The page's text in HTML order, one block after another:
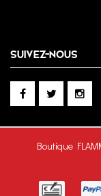
SUIVEZ-NOUS
Boutique